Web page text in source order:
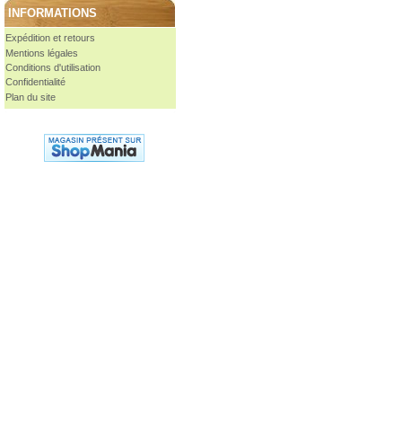
INFORMATIONS
Expédition et retours
Mentions légales
Conditions d'utilisation
Confidentialité
Plan du site